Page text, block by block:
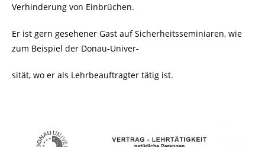
Verhinderung von Einbrüchen.
Er ist gern gesehener Gast auf Sicherheitsseminiaren, wie
zum Beispiel der Donau-Univer-
sität, wo er als Lehrbeauftragter tätig ist.